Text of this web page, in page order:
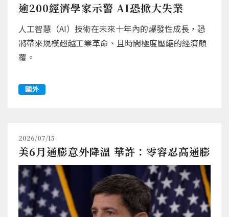
逾200經濟學家示警 AI恐掀大失業
人工智慧（AI）技術在未來十年內的爆發性成長，恐
將帶來規模超越工業革命、且時間極度壓縮的經濟顛
覆。
國外
2026/07/15
美6月通膨意外降溫 華許：零容忍高通膨